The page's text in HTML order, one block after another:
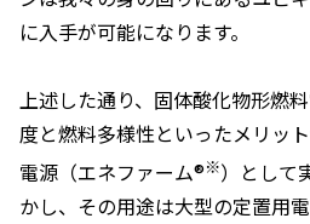
に入手が可能になります。
上述した通り、固体酸化物形燃
度と燃料多様性といったメリッ
電源（エネファーム®※）として
かし、その用途は大型の定置用